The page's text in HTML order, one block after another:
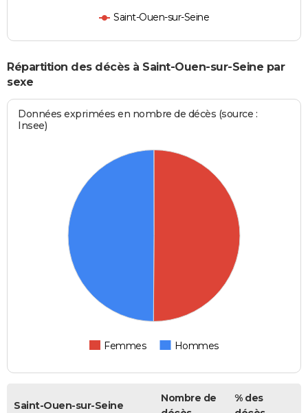
Saint-Ouen-sur-Seine
Répartition des décès à Saint-Ouen-sur-Seine par
sexe
Données exprimées en nombre de décès (source :
Insee)
Femmes Hommes
Saint-Ouen-sur-Seine
Nombre de
% des